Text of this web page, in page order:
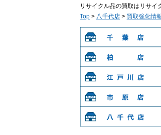
リサイクル品の買取はリサイ
Top > 八千代店 > 買取強化情